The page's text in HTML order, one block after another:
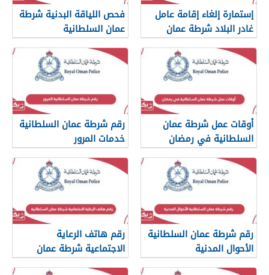
إستمارة إلغاء إقامة عامل
غادر البلاد شرطة عمان
السلطانية
فحص اللياقة البدنية شرطة
عمان السلطانية
أوقات عمل شرطة عمان
السلطانية في رمضان
رقم شرطة عمان السلطانية
خدمات المرور
رقم شرطة عمان السلطانية
الأحوال المدنية
رقم هاتف الرعاية
الاجتماعية شرطة عمان
السلطانية